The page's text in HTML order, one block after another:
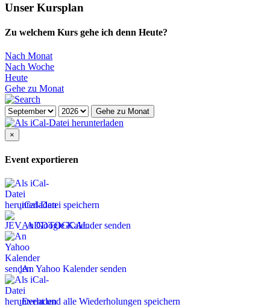
Unser Kursplan
Zu welchem Kurs gehe ich denn Heute?
Nach Monat
Nach Woche
Heute
Gehe zu Monat
Gehe zu Monat
×
Event exportieren
iCal-Datei speichern
An Google Kalender senden
An Yahoo Kalender senden
Event und alle Wiederholungen speichern